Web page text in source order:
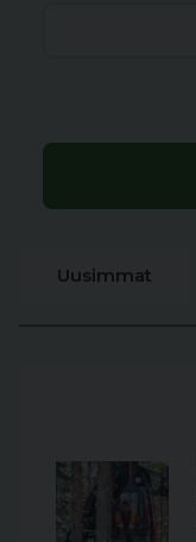
Uusimmat